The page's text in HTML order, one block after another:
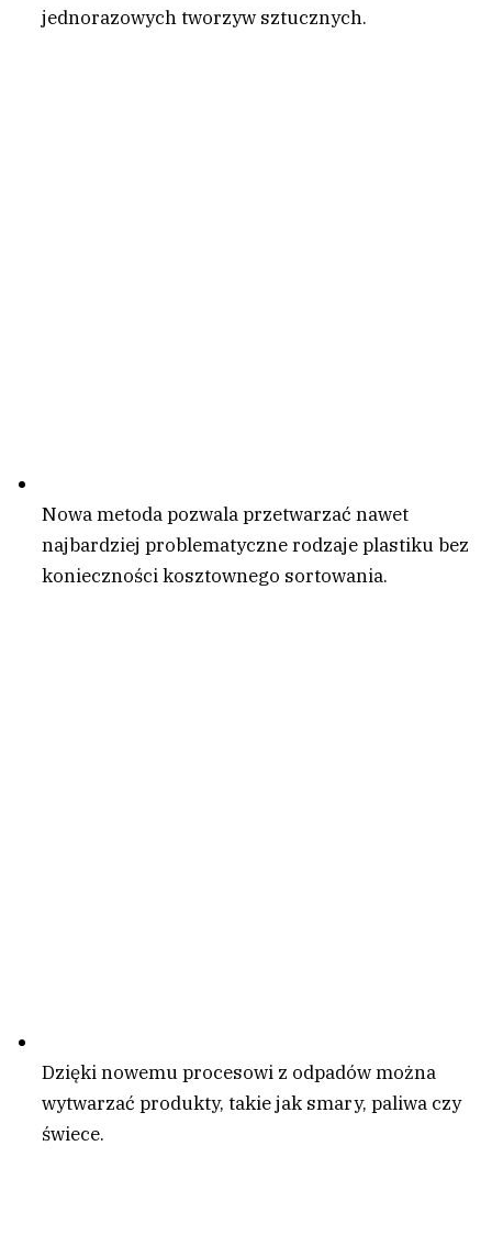
jednorazowych tworzyw sztucznych.
Nowa metoda pozwala przetwarzać nawet
najbardziej problematyczne rodzaje plastiku bez
konieczności kosztownego sortowania.
Dzięki nowemu procesowi z odpadów można
wytwarzać produkty, takie jak smary, paliwa czy
świece.